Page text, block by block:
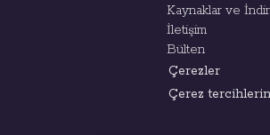
Kaynaklar ve
İletişim
Bülten
Çerezler
Çerez